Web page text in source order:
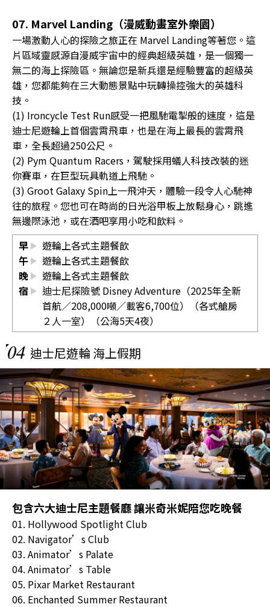
07. Marvel Landing（漫威動畫室外樂園）
一場激動人心的探險之旅正在 Marvel Landing等著您。這
片區域靈感源自漫威宇宙中的經典超級英雄，是一個獨一
無二的海上探險區。無論您是新兵還是經驗豐富的超級英
雄，您都能夠在三大動態景點中玩轉操控強大的英雄科
技。
(1) Ironcycle Test Run感受一把風馳電掣般的速度，這是
迪士尼遊輪上首個雲霄飛車，也是在海上最長的雲霄飛
車，全長超過250公尺。
(2) Pym Quantum Racers，駕駛採用蟻人科技改裝的迷
你賽車，在巨型玩具軌道上飛馳。
(3) Groot Galaxy Spin上一飛沖天，體驗一段令人心馳神
往的旅程。您也可在時尚的日光浴甲板上放鬆身心，跳進
無邊際泳池，或在酒吧享用小吃和飲料。
早
遊輪上各式主題餐飲
午
遊輪上各式主題餐飲
晚
遊輪上各式主題餐飲
宿
迪士尼探險號 Disney Adventure（2025年全新
首航／208,000噸／載客6,700位）（各式艙房
２人一室）（公海5天4夜）
04 迪士尼遊輪 海上假期
包含六大迪士尼主題餐廳 讓米奇米妮陪您吃晚餐
01. Hollywood Spotlight Club
02. Navigator’s Club
03. Animator’s Palate
04. Animator’s Table
05. Pixar Market Restaurant
06. Enchanted Summer Restaurant